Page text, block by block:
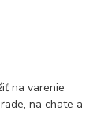
na varenie
na chate a